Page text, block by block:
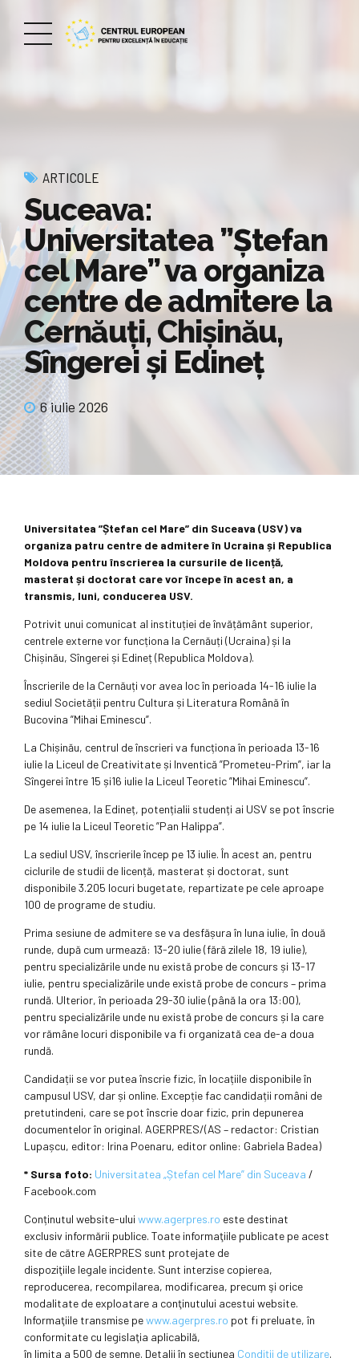
ARTICOLE
Suceava:
Universitatea ”Ștefan
cel Mare” va organiza
centre de admitere la
Cernăuți, Chișinău,
Sîngerei și Edineț
6 iulie 2026
Universitatea ”Ștefan cel Mare” din Suceava (USV) va
organiza patru centre de admitere în Ucraina și Republica
Moldova pentru înscrierea la cursurile de licență,
masterat și doctorat care vor începe în acest an, a
transmis, luni, conducerea USV.
Potrivit unui comunicat al instituției de învățământ superior,
centrele externe vor funcționa la Cernăuți (Ucraina) și la
Chișinău, Sîngerei și Edineț (Republica Moldova).
Înscrierile de la Cernăuți vor avea loc în perioada 14-16 iulie la
sediul Societății pentru Cultura și Literatura Română în
Bucovina ”Mihai Eminescu”.
La Chișinău, centrul de înscrieri va funcționa în perioada 13-16
iulie la Liceul de Creativitate și Inventică ”Prometeu-Prim”, iar la
Sîngerei între 15 și16 iulie la Liceul Teoretic ”Mihai Eminescu”.
De asemenea, la Edineț, potențialii studenți ai USV se pot înscrie
pe 14 iulie la Liceul Teoretic ”Pan Halippa”.
La sediul USV, înscrierile încep pe 13 iulie. În acest an, pentru
ciclurile de studii de licență, masterat și doctorat, sunt
disponibile 3.205 locuri bugetate, repartizate pe cele aproape
100 de programe de studiu.
Prima sesiune de admitere se va desfășura în luna iulie, în două
runde, după cum urmează: 13-20 iulie (fără zilele 18, 19 iulie),
pentru specializările unde nu există probe de concurs și 13-17
iulie, pentru specializările unde există probe de concurs – prima
rundă. Ulterior, în perioada 29-30 iulie (până la ora 13:00),
pentru specializările unde nu există probe de concurs și la care
vor rămâne locuri disponibile va fi organizată cea de-a doua
rundă.
Candidații se vor putea înscrie fizic, în locațiile disponibile în
campusul USV, dar și online. Excepție fac candidații români de
pretutindeni, care se pot înscrie doar fizic, prin depunerea
documentelor în original. AGERPRES/(AS – redactor: Cristian
Lupașcu, editor: Irina Poenaru, editor online: Gabriela Badea)
* Sursa foto: Universitatea „Ștefan cel Mare” din Suceava /
Facebook.com
Conținutul website-ului www.agerpres.ro este destinat
exclusiv informării publice. Toate informaţiile publicate pe acest
site de către AGERPRES sunt protejate de
dispoziţiile legale incidente. Sunt interzise copierea,
reproducerea, recompilarea, modificarea, precum şi orice
modalitate de exploatare a conţinutului acestui website.
Informaţiile transmise pewww.agerpres.ro pot fi preluate, în
conformitate cu legislaţia aplicabilă,
în limita a 500 de semne. Detalii în secţiunea Condiţii de utilizare.